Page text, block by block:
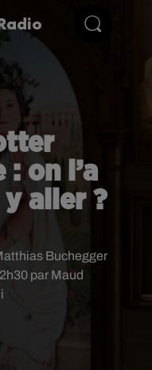
: on l’a
aller ?
par Maud
Buchegger